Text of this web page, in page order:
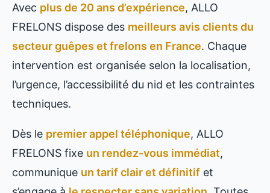
Avec plus de 20 ans d’expérience, ALLO
FRELONS dispose des meilleurs avis clients du
secteur guêpes et frelons en France. Chaque
intervention est organisée selon la localisation,
l’urgence, l’accessibilité du nid et les contraintes
techniques.
Dès le premier appel téléphonique, ALLO
FRELONS fixe un rendez-vous immédiat,
communique un tarif clair et définitif et